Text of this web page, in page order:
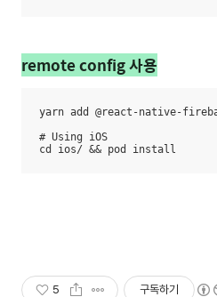
remote config 사용
yarn add @react-native-
# Using iOS
cd ios/ && pod install
5 구독하기